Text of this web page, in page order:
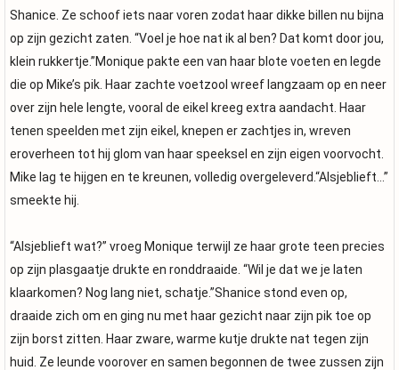
Shanice. Ze schoof iets naar voren zodat haar dikke billen nu bijna
op zijn gezicht zaten. “Voel je hoe nat ik al ben? Dat komt door jou,
klein rukkertje.”Monique pakte een van haar blote voeten en legde
die op Mike’s pik. Haar zachte voetzool wreef langzaam op en neer
over zijn hele lengte, vooral de eikel kreeg extra aandacht. Haar
tenen speelden met zijn eikel, knepen er zachtjes in, wreven
eroverheen tot hij glom van haar speeksel en zijn eigen voorvocht.
Mike lag te hijgen en te kreunen, volledig overgeleverd.“Alsjeblieft…”
smeekte hij.
“Alsjeblieft wat?” vroeg Monique terwijl ze haar grote teen precies
op zijn plasgaatje drukte en ronddraaide. “Wil je dat we je laten
klaarkomen? Nog lang niet, schatje.”Shanice stond even op,
draaide zich om en ging nu met haar gezicht naar zijn pik toe op
zijn borst zitten. Haar zware, warme kutje drukte nat tegen zijn
huid. Ze leunde voorover en samen begonnen de twee zussen zijn